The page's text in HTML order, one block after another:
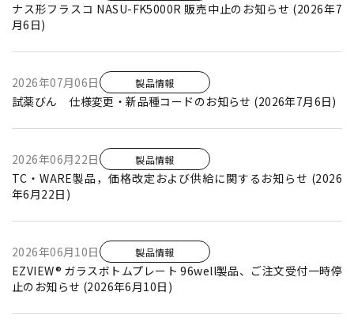
ナス形フラスコ NASU-FK5000R 販売中止のお知らせ (2026年7
月6日)
2026年07月06日 製品情報
試薬びん 仕様変更・新品種コードのお知らせ (2026年7月6日)
2026年06月22日 製品情報
TC・WARE製品，価格改定および供給に関するお知らせ (2026
年6月22日)
2026年06月10日 製品情報
EZVIEW® ガラスボトムプレート 96well製品、ご注文受付一時停
止のお知らせ (2026年6月10日)